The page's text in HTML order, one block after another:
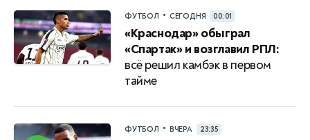
ФУТБОЛ • СЕГОДНЯ 00:01
«Краснодар» обыграл
«Спартак» и возглавил РПЛ:
всё решил камбэк в первом
тайме
ФУТБОЛ • ВЧЕРА 23:35